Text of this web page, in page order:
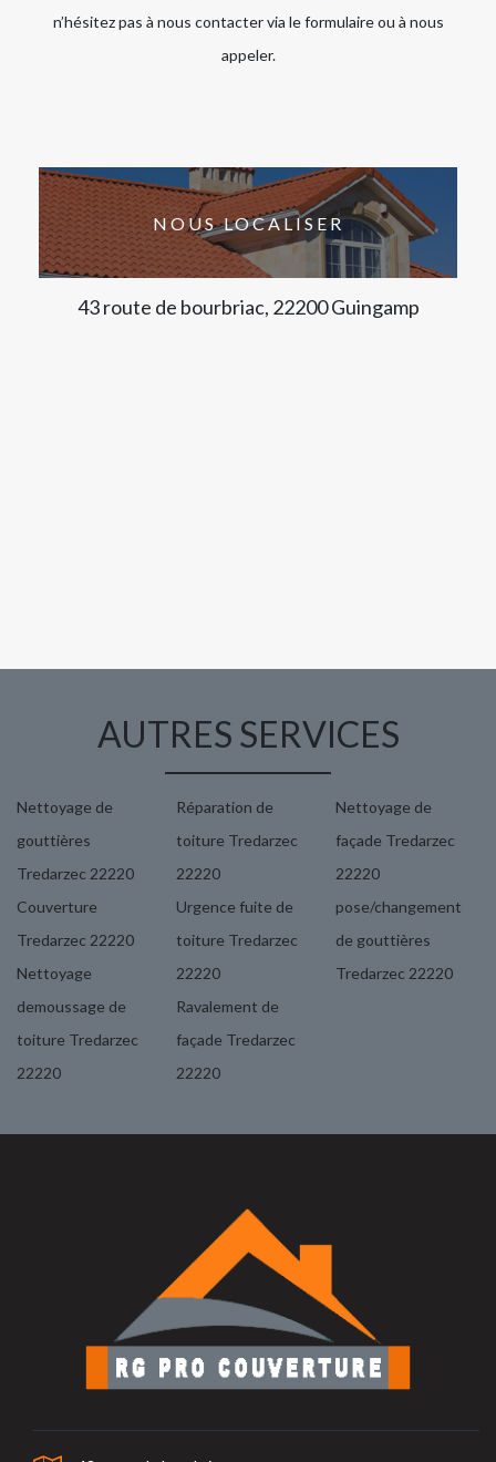
n’hésitez pas à nous contacter via le formulaire ou à nous
appeler.
NOUS LOCALISER
43 route de bourbriac, 22200 Guingamp
AUTRES SERVICES
Nettoyage de
gouttières
Tredarzec 22220
Couverture
Tredarzec 22220
Nettoyage
demoussage de
toiture Tredarzec
22220
Réparation de
toiture Tredarzec
22220
Urgence fuite de
toiture Tredarzec
22220
Ravalement de
façade Tredarzec
22220
Nettoyage de
façade Tredarzec
22220
pose/changement
de gouttières
Tredarzec 22220